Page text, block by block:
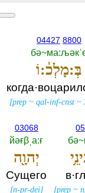
04427 8800
בְּ:מָלְכ֔:וֹ
[prep ~qal-inf-cnst ~
[prep ~
03068
йәғβˌа:ғ
יְהוָ֖ה
Сущего
[n-pr-dei]